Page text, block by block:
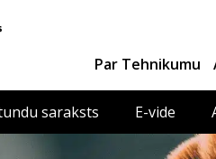
Par Tehnikumu
saraksts E-vide